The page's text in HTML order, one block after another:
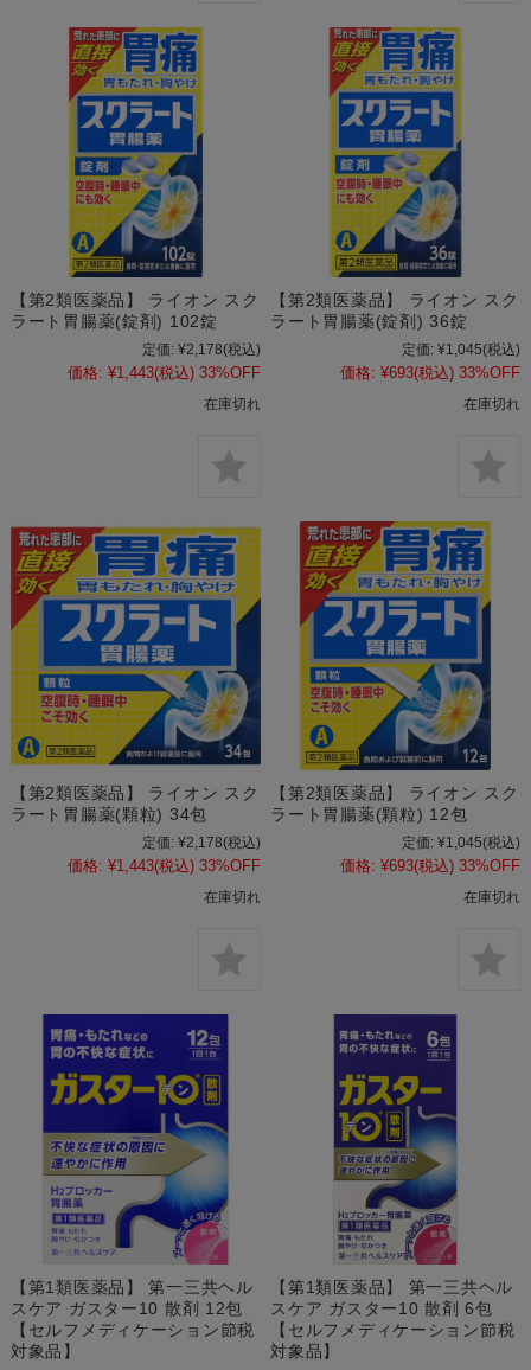
【第2類医薬品】 ライオン スク
ラート胃腸薬(錠剤) 102錠
定価: ¥2,178(税込)
価格: ¥1,443(税込) 33%OFF
在庫切れ
【第2類医薬品】 ライオン スク
ラート胃腸薬(錠剤) 36錠
定価: ¥1,045(税込)
価格: ¥693(税込) 33%OFF
在庫切れ
【第2類医薬品】 ライオン スク
ラート胃腸薬(顆粒) 34包
定価: ¥2,178(税込)
価格: ¥1,443(税込) 33%OFF
在庫切れ
【第2類医薬品】 ライオン スク
ラート胃腸薬(顆粒) 12包
定価: ¥1,045(税込)
価格: ¥693(税込) 33%OFF
在庫切れ
【第1類医薬品】 第一三共ヘル
スケア ガスター10 散剤 12包
【セルフメディケーション節税
対象品】
【第1類医薬品】 第一三共ヘル
スケア ガスター10 散剤 6包
【セルフメディケーション節税
対象品】